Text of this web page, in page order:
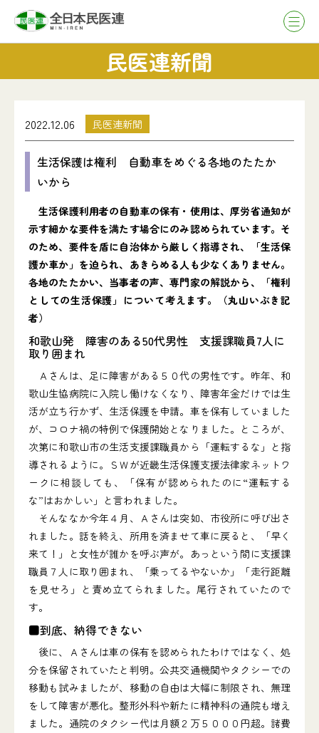
民医連新聞
2022.12.06 民医連新聞
生活保護は権利 自動車をめぐる各地のたたか
いから
生活保護利用者の自動車の保有・使用は、厚労省通知が
示す細かな要件を満たす場合にのみ認められています。そ
のため、要件を盾に自治体から厳しく指導され、「生活保
護か車か」を迫られ、あきらめる人も少なくありません。
各地のたたかい、当事者の声、専門家の解説から、「権利
としての生活保護」について考えます。（丸山いぶき記
者）
和歌山発 障害のある50代男性 支援課職員7人に
取り囲まれ
Ａさんは、足に障害がある５０代の男性です。昨年、和
歌山生協病院に入院し働けなくなり、障害年金だけでは生
活が立ち行かず、生活保護を申請。車を保有していました
が、コロナ禍の特例で保護開始となりました。ところが、
次第に和歌山市の生活支援課職員から「運転するな」と指
導されるように。ＳＷが近畿生活保護支援法律家ネットワ
ークに相談しても、「保有が認められたのに“運転する
な”はおかしい」と言われました。
そんななか今年４月、Ａさんは突如、市役所に呼び出さ
れました。話を終え、所用を済ませて車に戻ると、「早く
来て！」と女性が誰かを呼ぶ声が。あっという間に支援課
職員７人に取り囲まれ、「乗ってるやないか」「走行距離
を見せろ」と責め立てられました。尾行されていたので
す。
■到底、納得できない
後に、Ａさんは車の保有を認められたわけではなく、処
分を保留されていたと判明。公共交通機関やタクシーでの
移動も試みましたが、移動の自由は大幅に制限され、無理
をして障害が悪化。整形外科や新たに精神科の通院も増え
ました。通院のタクシー代は月額２万５０００円超。諸費